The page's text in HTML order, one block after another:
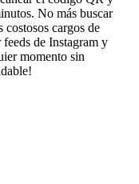
No más buscar
cargos de
de Instagram y
momento sin